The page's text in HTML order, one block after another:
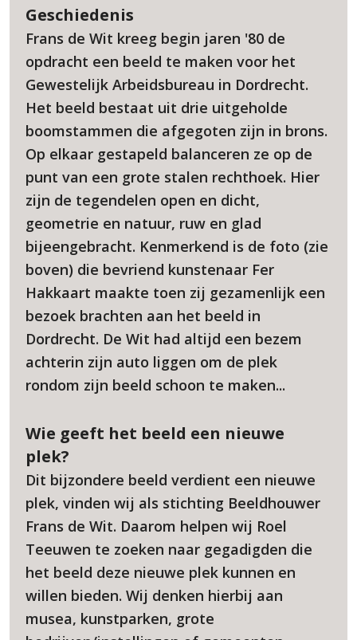
Geschiedenis
Frans de Wit kreeg begin jaren '80 de
opdracht een beeld te maken voor het
Gewestelijk Arbeidsbureau in Dordrecht.
Het beeld bestaat uit drie uitgeholde
boomstammen die afgegoten zijn in brons.
Op elkaar gestapeld balanceren ze op de
punt van een grote stalen rechthoek. Hier
zijn de tegendelen open en dicht,
geometrie en natuur, ruw en glad
bijeengebracht. Kenmerkend is de foto (zie
boven) die bevriend kunstenaar Fer
Hakkaart maakte toen zij gezamenlijk een
bezoek brachten aan het beeld in
Dordrecht. De Wit had altijd een bezem
achterin zijn auto liggen om de plek
rondom zijn beeld schoon te maken...
Wie geeft het beeld een nieuwe
plek?
Dit bijzondere beeld verdient een nieuwe
plek, vinden wij als stichting Beeldhouwer
Frans de Wit. Daarom helpen wij Roel
Teeuwen te zoeken naar gegadigden die
het beeld deze nieuwe plek kunnen en
willen bieden. Wij denken hierbij aan
musea, kunstparken, grote